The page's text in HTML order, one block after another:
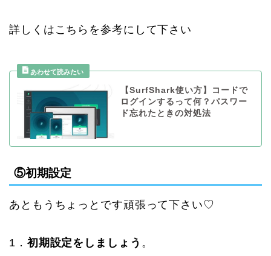
詳しくはこちらを参考にして下さい
【SurfShark使い方】コードで
ログインするって何？パスワー
ド忘れたときの対処法
⑤初期設定
あともうちょっとです頑張って下さい♡
1． 初期設定をしましょう 。